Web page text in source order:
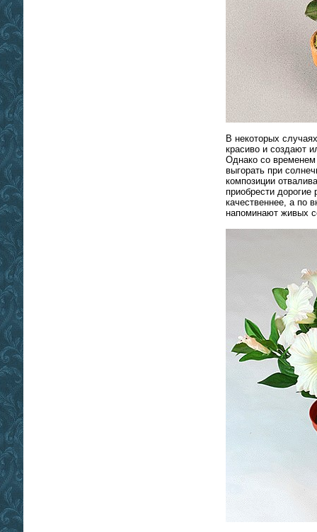
В некоторых
красиво и создают
Однако со временем
выгорать при
композиции
приобрести дорогие
качественнее, а по
напоминают живых